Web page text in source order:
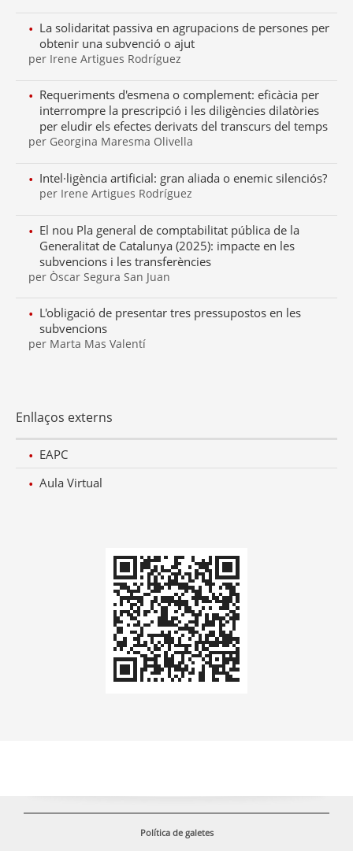
La solidaritat passiva en agrupacions de persones per
obtenir una subvenció o ajut
per Irene Artigues Rodríguez
Requeriments d'esmena o complement: eficàcia per
interrompre la prescripció i les diligències dilatòries
per eludir els efectes derivats del transcurs del temps
per Georgina Maresma Olivella
Intel·ligència artificial: gran aliada o enemic silenciós?
per Irene Artigues Rodríguez
El nou Pla general de comptabilitat pública de la
Generalitat de Catalunya (2025): impacte en les
subvencions i les transferències
per Òscar Segura San Juan
L'obligació de presentar tres pressupostos en les
subvencions
per Marta Mas Valentí
Enllaços externs
EAPC
Aula Virtual
Política de galetes